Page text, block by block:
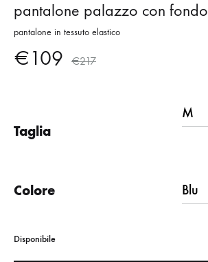
pantalone palazzo con fondo
pantalone in tessuto elastico
€109 €217
Taglia
Colore
Disponibile